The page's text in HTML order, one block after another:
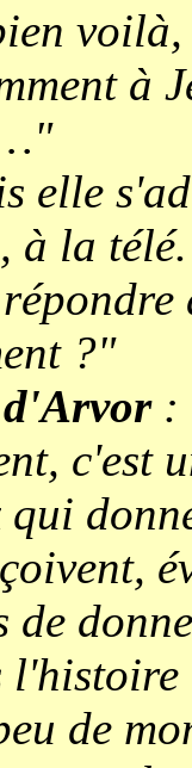
à
elle
à la
?"
:
c'est
de
de